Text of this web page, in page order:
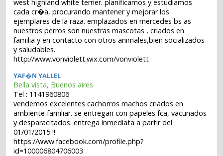
west highland white terrier. planificamos y estudiamos
cada cr�a, procurando mantener y mejorar los
ejemplares de la raza. emplazados en mercedes bs as
nuestros perros son nuestras mascotas , criados en
familia y en contacto con otros animales,bien socializados
y saludables.
http://www.vonviolett.wix.com/vonviolett
YAF�N YALLEL
Bella vista, Buenos aires
Tel : 1141960806
vendemos excelentes cachorros machos criados en
ambiente familiar. se entregan con papeles fca, vacunados
y desparacitados. entrega inmediata a partir del
01/01/2015 !!
https://www.facebook.com/profile.php?
id=100006804706003